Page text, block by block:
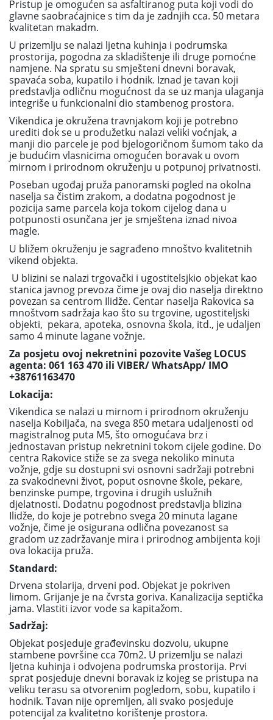
Pristup je omogućen sa asfaltiranog puta koji vodi do
glavne saobraćajnice s tim da je zadnjih cca. 50 metara
kvalitetan makadm.
U prizemlju se nalazi ljetna kuhinja i podrumska
prostorija, pogodna za skladištenje ili druge pomoćne
namjene. Na spratu su smješteni dnevni boravak,
spavaća soba, kupatilo i hodnik. Iznad je tavan koji
predstavlja odličnu mogućnost da se uz manja ulaganja
integriše u funkcionalni dio stambenog prostora.
Vikendica je okružena travnjakom koji je potrebno
urediti dok se u produžetku nalazi veliki voćnjak, a
manji dio parcele je pod bjelogoričnom šumom tako da
je budućim vlasnicima omogućen boravak u ovom
mirnom i prirodnom okruženju u potpunoj privatnosti.
Poseban ugođaj pruža panoramski pogled na okolna
naselja sa čistim zrakom, a dodatna pogodnost je
pozicija same parcela koja tokom cijelog dana u
potpunosti osunčana jer je smještena iznad nivoa
magle.
U bližem okruženju je sagrađeno mnoštvo kvalitetnih
vikend objekta.
U blizini se nalazi trgovački i ugostitelsjkio objekat kao
stanica javnog prevoza čime je ovaj dio naselja direktno
povezan sa centrom Ilidže. Centar naselja Rakovica sa
mnoštvom sadržaja kao što su trgovine, ugostiteljski
objekti, pekara, apoteka, osnovna škola, itd., je udaljen
samo 4 minute lagane vožnje.
Za posjetu ovoj nekretnini pozovite Vašeg LOCUS
agenta: 061 163 470 ili VIBER/ WhatsApp/ IMO
+38761163470
Lokacija:
Vikendica se nalazi u mirnom i prirodnom okruženju
naselja Kobiljača, na svega 850 metara udaljenosti od
magistralnog puta M5, što omogućava brz i
jednostavan pristup nekretnini tokom cijele godine. Do
centra Rakovicestiže se za svega nekoliko minuta
vožnje, gdje su dostupni svi osnovni sadržaji potrebni
za svakodnevni život, poput osnovne škole, pekare,
benzinske pumpe, trgovina i drugih uslužnih
djelatnosti. Dodatnu pogodnost predstavlja blizina
Ilidže, do koje je potrebno svega 20 minuta lagane
vožnje, čime je osigurana odlična povezanost sa
gradom uz zadržavanje mira i prirodnog ambijenta koji
ova lokacija pruža.
Standard:
Drvena stolarija, drveni pod. Objekat je pokriven
limom. Grijanje je na čvrsta goriva. Kanalizacija septička
jama. Vlastiti izvor vode sa kapitažom.
Sadržaj:
Objekat posjeduje građevinsku dozvolu, ukupne
stambene površine cca 70m2. U prizemlju se nalazi
ljetna kuhinja i odvojena podrumska prostorija. Prvi
sprat posjeduje dnevni boravak iz kojeg se pristupa na
veliku terasu sa otvorenim pogledom, sobu, kupatilo i
hodnik. Tavan nije opremljen, ali svako posjeduje
potencijal za kvalitetno korištenje prostora.